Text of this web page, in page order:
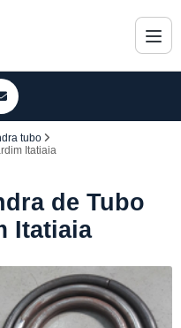
tubo
Itatiaia
de Tubo
Itatiaia